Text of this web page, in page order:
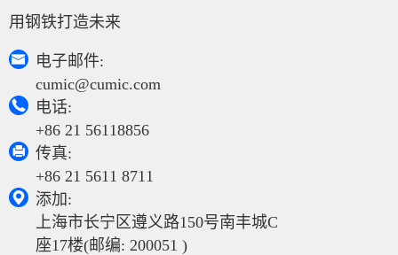
用钢铁打造未来

电子邮件:
cumic@cumic.com

电话:
+86 21 56118856

传真:
+86 21 5611 8711

添加:
上海市长宁区遵义路150号南丰城C
座17楼(邮编: 200051 )